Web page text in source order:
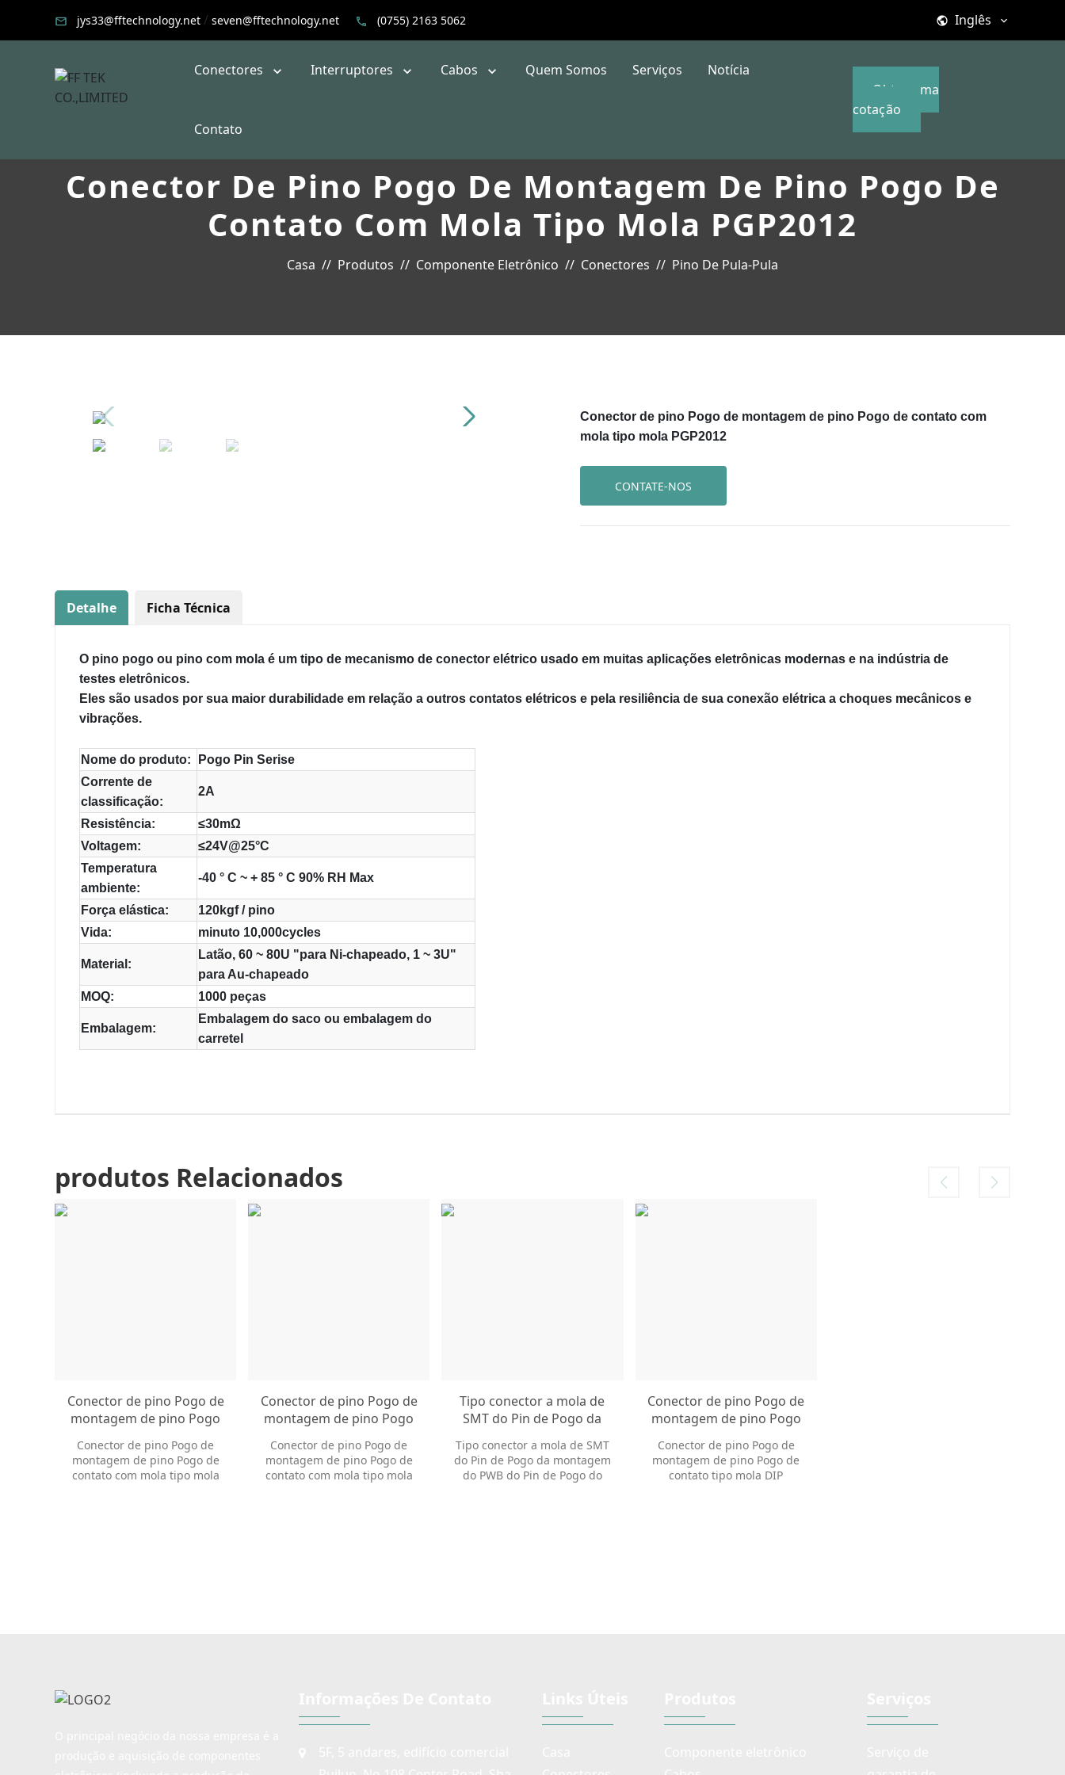
jys33@fftechnology.net / seven@fftechnology.net (0755) 2163 5062 Inglês
Conectores Interruptores Cabos Quem Somos Serviços Notícia
Contato
Obter uma
cotação
Conector De Pino Pogo De Montagem De Pino Pogo De
Contato Com Mola Tipo Mola PGP2012
Casa Produtos Componente Eletrônico Conectores Pino De Pula-Pula
Conector de pino Pogo de montagem de pino Pogo de contato com
mola tipo mola PGP2012
CONTATE-NOS
Detalhe Ficha Técnica
O pino pogo ou pino com mola é um tipo de mecanismo de conector elétrico usado em muitas aplicações eletrônicas modernas e na indústria de
testes eletrônicos.
Eles são usados por sua maior durabilidade em relação a outros contatos elétricos e pela resiliência de sua conexão elétrica a choques mecânicos e
vibrações.
Nome do produto:
Pogo Pin Serise
Corrente de
classificação:
2A
Resistência:
≤30mΩ
Voltagem:
≤24V@25°C
Temperatura
ambiente:
-40 ° C ~ + 85 ° C 90% RH Max
Força elástica:
120kgf / pino
Vida:
minuto 10,000cycles
Material:
Latão, 60 ~ 80U "para Ni-chapeado, 1 ~ 3U"
para Au-chapeado
MOQ:
1000 peças
Embalagem:
Embalagem do saco ou embalagem do
carretel
produtos Relacionados
Conector de pino Pogo de
montagem de pino Pogo
mola PGP2012
Conector de pino Pogo de
montagem de pino Pogo de
contato com mola tipo mola
Conector de pino Pogo de
montagem de pino Pogo
mola PGP2026
Conector de pino Pogo de
montagem de pino Pogo de
contato com mola tipo mola
Tipo conector a mola de
SMT do Pin de Pogo da
de Pogo do contato
PGP3115
Tipo conector a mola de SMT
do Pin de Pogo da montagem
do PWB do Pin de Pogo do
Conector de pino Pogo de
montagem de pino Pogo
PGP2095
Conector de pino Pogo de
montagem de pino Pogo de
contato tipo mola DIP